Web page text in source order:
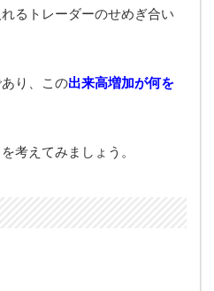
るトレーダーのせめぎ合い
り、この出来高増加が何を
考えてみましょう。